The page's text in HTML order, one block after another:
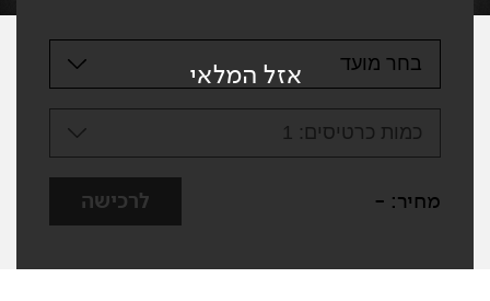
אזל המלאי בחר מועד
כמות כרטיסים: 1
מחיר: - לרכישה